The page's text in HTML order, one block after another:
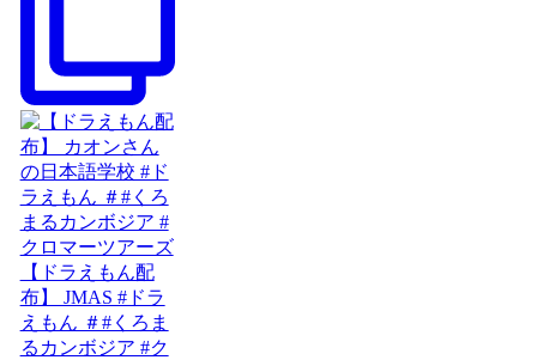
【ドラえもん配
布】 JMAS #ドラ
えもん ＃#くろま
るカンボジア #ク